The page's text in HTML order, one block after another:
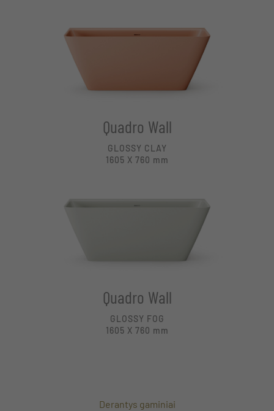
Quadro Wall
GLOSSY CLAY
1605 X 760 mm
Quadro Wall
GLOSSY FOG
1605 X 760 mm
Derantys gaminiai